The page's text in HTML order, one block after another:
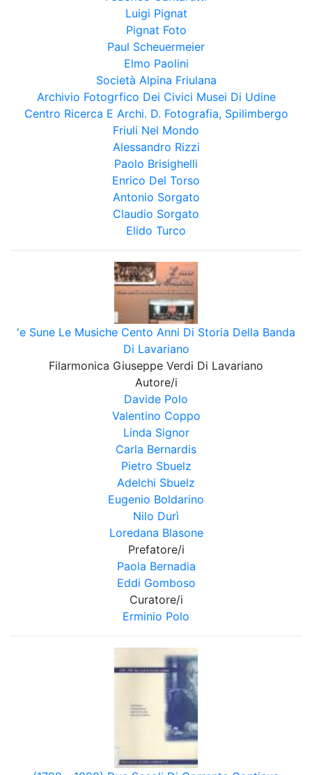
Luigi Pignat
Pignat Foto
Paul Scheuermeier
Elmo Paolini
Società Alpina Friulana
Archivio Fotogrfico Dei Civici Musei Di Udine
Centro Ricerca E Archi. D. Fotografia, Spilimbergo
Friuli Nel Mondo
Alessandro Rizzi
Paolo Brisighelli
Enrico Del Torso
Antonio Sorgato
Claudio Sorgato
Elido Turco
'e Sune Le Musiche Cento Anni Di Storia Della Banda
Di Lavariano
Filarmonica Giuseppe Verdi Di Lavariano
Autore/i
Davide Polo
Valentino Coppo
Linda Signor
Carla Bernardis
Pietro Sbuelz
Adelchi Sbuelz
Eugenio Boldarino
Nilo Durì
Loredana Blasone
Prefatore/i
Paola Bernadia
Eddi Gomboso
Curatore/i
Erminio Polo